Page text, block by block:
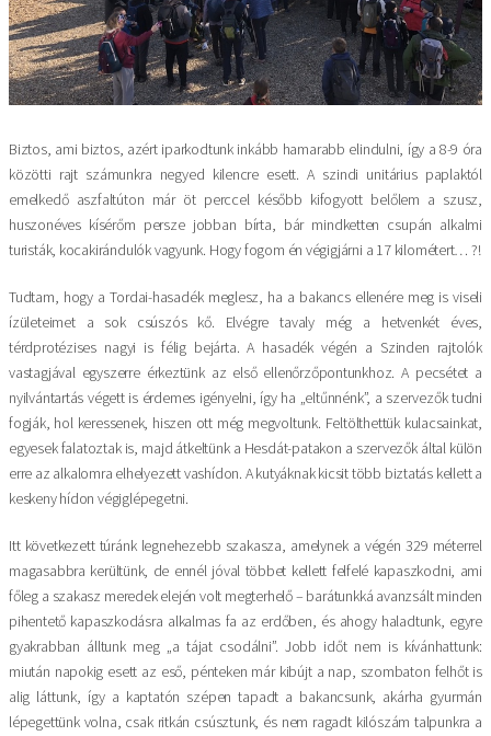
Biztos, ami biztos, azért iparkodtunk inkább hamarabb elindulni, így a 8-9 óra
közötti rajt számunkra negyed kilencre esett. A szindi unitárius paplaktól
emelkedő aszfaltúton már öt perccel később kifogyott belőlem a szusz,
huszonéves kísérőm persze jobban bírta, bár mindketten csupán alkalmi
turisták, kocakirándulók vagyunk. Hogy fogom én végigjárni a 17 kilométert… ?!
Tudtam, hogy a Tordai-hasadék meglesz, ha a bakancs ellenére meg is viseli
ízületeimet a sok csúszós kő. Elvégre tavaly még a hetvenkét éves,
térdprotézises nagyi is félig bejárta. A hasadék végén a Szinden rajtolók
vastagjával egyszerre érkeztünk az első ellenőrzőpontunkhoz. A pecsétet a
nyilvántartás végett is érdemes igényelni, így ha „eltűnnénk”, a szervezők tudni
fogják, hol keressenek, hiszen ott még megvoltunk. Feltölthettük kulacsainkat,
egyesek falatoztak is, majd átkeltünk a Hesdát-patakon a szervezők által külön
erre az alkalomra elhelyezett vashídon. A kutyáknak kicsit több biztatás kellett a
keskeny hídon végiglépegetni.
Itt következett túránk legnehezebb szakasza, amelynek a végén 329 méterrel
magasabbra kerültünk, de ennél jóval többet kellett felfelé kapaszkodni, ami
főleg a szakasz meredek elején volt megterhelő – barátunkká avanzsált minden
pihentető kapaszkodásra alkalmas fa az erdőben, és ahogy haladtunk, egyre
gyakrabban álltunk meg „a tájat csodálni”. Jobb időt nem is kívánhattunk:
miután napokig esett az eső, pénteken már kibújt a nap, szombaton felhőt is
alig láttunk, így a kaptatón szépen tapadt a bakancsunk, akárha gyurmán
lépegettünk volna, csak ritkán csúsztunk, és nem ragadt kilószám talpunkra a